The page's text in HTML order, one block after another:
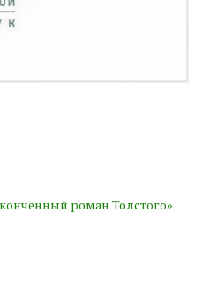
роман Толстого»